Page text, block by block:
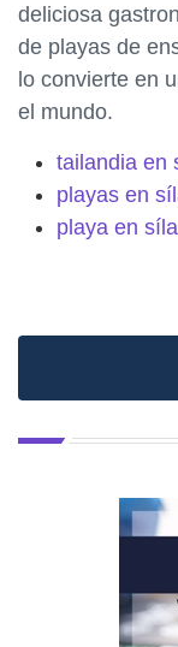
deliciosa
de playas de
lo convierte en
el mundo.
tailandia en
playas en
playa en